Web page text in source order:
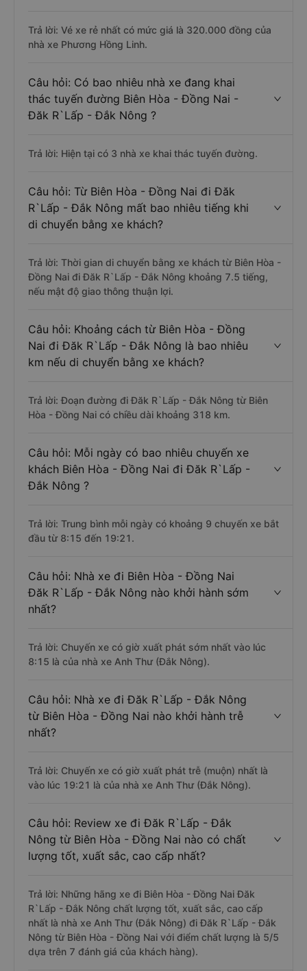
Trả lời: Vé xe rẻ nhất có mức giá là 320.000 đồng của
nhà xe Phương Hồng Linh.
Câu hỏi: Có bao nhiêu nhà xe đang khai
thác tuyến đường Biên Hòa - Đồng Nai -
Đăk R`Lấp - Đắk Nông ?
Trả lời: Hiện tại có 3 nhà xe khai thác tuyến đường.
Câu hỏi: Từ Biên Hòa - Đồng Nai đi Đăk
R`Lấp - Đắk Nông mất bao nhiêu tiếng khi
di chuyển bằng xe khách?
Trả lời: Thời gian di chuyển bằng xe khách từ Biên Hòa -
Đồng Nai đi Đăk R`Lấp - Đắk Nông khoảng 7.5 tiếng,
nếu mật độ giao thông thuận lợi.
Câu hỏi: Khoảng cách từ Biên Hòa - Đồng
Nai đi Đăk R`Lấp - Đắk Nông là bao nhiêu
km nếu di chuyển bằng xe khách?
Trả lời: Đoạn đường đi Đăk R`Lấp - Đắk Nông từ Biên
Hòa - Đồng Nai có chiều dài khoảng 318 km.
Câu hỏi: Mỗi ngày có bao nhiêu chuyến xe
khách Biên Hòa - Đồng Nai đi Đăk R`Lấp -
Đắk Nông ?
Trả lời: Trung bình mỗi ngày có khoảng 9 chuyến xe bắt
đầu từ 8:15 đến 19:21.
Câu hỏi: Nhà xe đi Biên Hòa - Đồng Nai
Đăk R`Lấp - Đắk Nông nào khởi hành sớm
nhất?
Trả lời: Chuyến xe có giờ xuất phát sớm nhất vào lúc
8:15 là của nhà xe Anh Thư (Đắk Nông).
Câu hỏi: Nhà xe đi Đăk R`Lấp - Đắk Nông
từ Biên Hòa - Đồng Nai nào khởi hành trễ
nhất?
Trả lời: Chuyến xe có giờ xuất phát trễ (muộn) nhất là
vào lúc 19:21 là của nhà xe Anh Thư (Đắk Nông).
Câu hỏi: Review xe đi Đăk R`Lấp - Đắk
Nông từ Biên Hòa - Đồng Nai nào có chất
lượng tốt, xuất sắc, cao cấp nhất?
Trả lời: Những hãng xe đi Biên Hòa - Đồng Nai Đăk
R`Lấp - Đắk Nông chất lượng tốt, xuất sắc, cao cấp
nhất là nhà xe Anh Thư (Đắk Nông) đi Đăk R`Lấp - Đắk
Nông từ Biên Hòa - Đồng Nai với điểm chất lượng là 5/5
dựa trên 7 đánh giá của khách hàng).